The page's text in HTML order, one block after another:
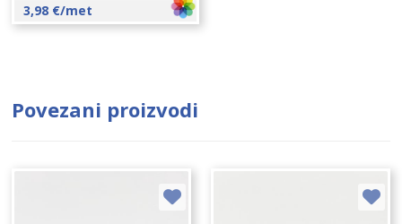
3,98 €/met
Povezani proizvodi